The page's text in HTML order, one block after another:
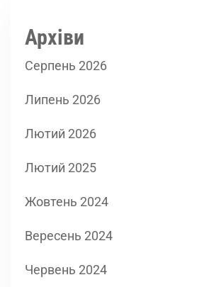
Архіви
Серпень 2026
Липень 2026
Лютий 2026
Лютий 2025
Жовтень 2024
Вересень 2024
Червень 2024